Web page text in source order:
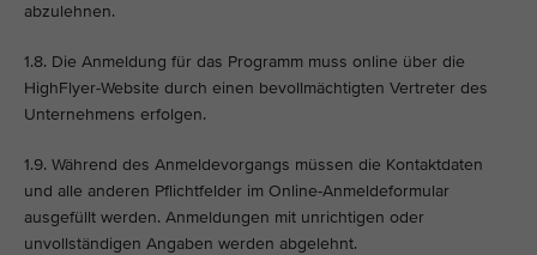
abzulehnen.
1.8. Die Anmeldung für das Programm muss online über die
HighFlyer-Website durch einen bevollmächtigten Vertreter des
Unternehmens erfolgen.
1.9. Während des Anmeldevorgangs müssen die Kontaktdaten
und alle anderen Pflichtfelder im Online-Anmeldeformular
ausgefüllt werden. Anmeldungen mit unrichtigen oder
unvollständigen Angaben werden abgelehnt.